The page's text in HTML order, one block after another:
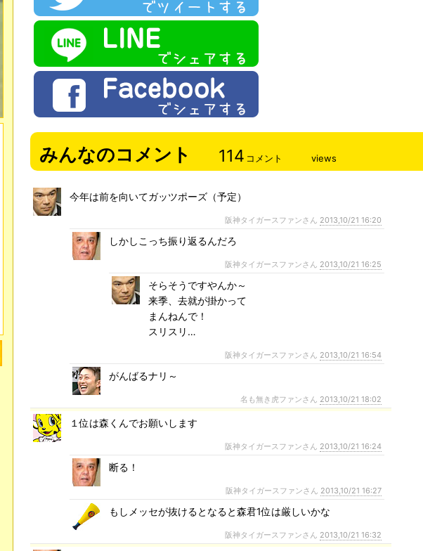
みんなのコメント 114 コメント views
今年は前を向いてガッツポーズ（予定）
阪神タイガースファンさん 2013,10/21 16:20
しかしこっち振り返るんだろ
阪神タイガースファンさん 2013,10/21 16:25
そらそうですやんか～
来季、去就が掛かって
まんねんで！
スリスリ…
阪神タイガースファンさん 2013,10/21 16:54
がんばるナリ～
名も無き虎ファンさん 2013,10/21 18:02
１位は森くんでお願いします
阪神タイガースファンさん 2013,10/21 16:24
断る！
阪神タイガースファンさん 2013,10/21 16:27
もしメッセが抜けるとなると森君1位は厳しいかな
阪神タイガースファンさん 2013,10/21 16:32